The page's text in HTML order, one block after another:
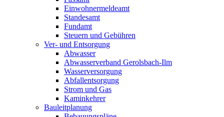
Einwohnermeldeamt
Standesamt
Fundamt
Steuern und Gebühren
Ver- und Entsorgung
Abwasser
Abwasserverband Gerolsbach-Ilm
Wasserversorgung
Abfallentsorgung
Strom und Gas
Kaminkehrer
Bauleitplanung